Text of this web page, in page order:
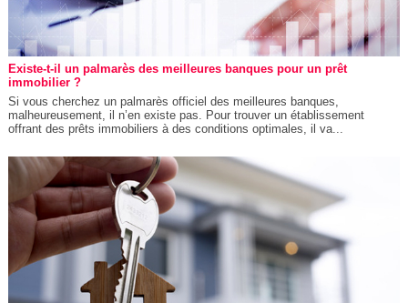
Existe-t-il un palmarès des meilleures banques pour un prêt
immobilier ?
Si vous cherchez un palmarès officiel des meilleures banques,
malheureusement, il n’en existe pas. Pour trouver un établissement
offrant des prêts immobiliers à des conditions optimales, il va...